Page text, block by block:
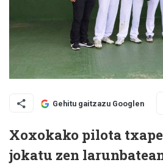
Gehitu gaitzazu Googlen
Xoxokako pilota
jokatu zen